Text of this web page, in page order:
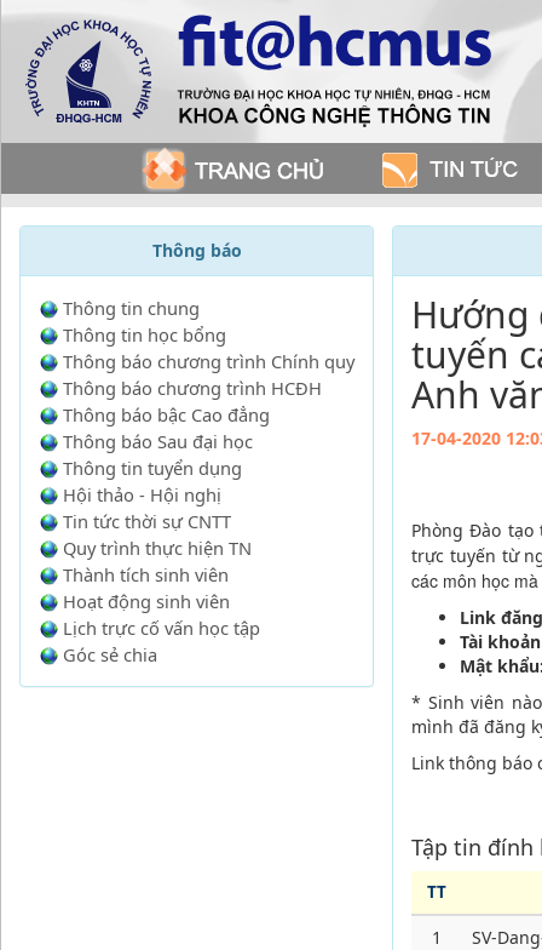
Thông báo
Thông tin chung
Thông tin học bổng
Thông báo chương trình Chính quy
Thông báo chương trình HCĐH
Thông báo bậc Cao đẳng
Thông báo Sau đại học
Thông tin tuyển dụng
Hội thảo - Hội nghị
Tin tức thời sự CNTT
Quy trình thực hiện TN
Thành tích sinh viên
Hoạt động sinh viên
Lịch trực cố vấn học tập
Góc sẻ chia
Hướng
tuyến
Anh
17-04-2020
Phòng Đào
trực tuyến từ
các môn học
Link
Tài
Mật
* Sinh viên
mình đã đăng
Link thông báo
Tập tin đính
TT
1 SV-